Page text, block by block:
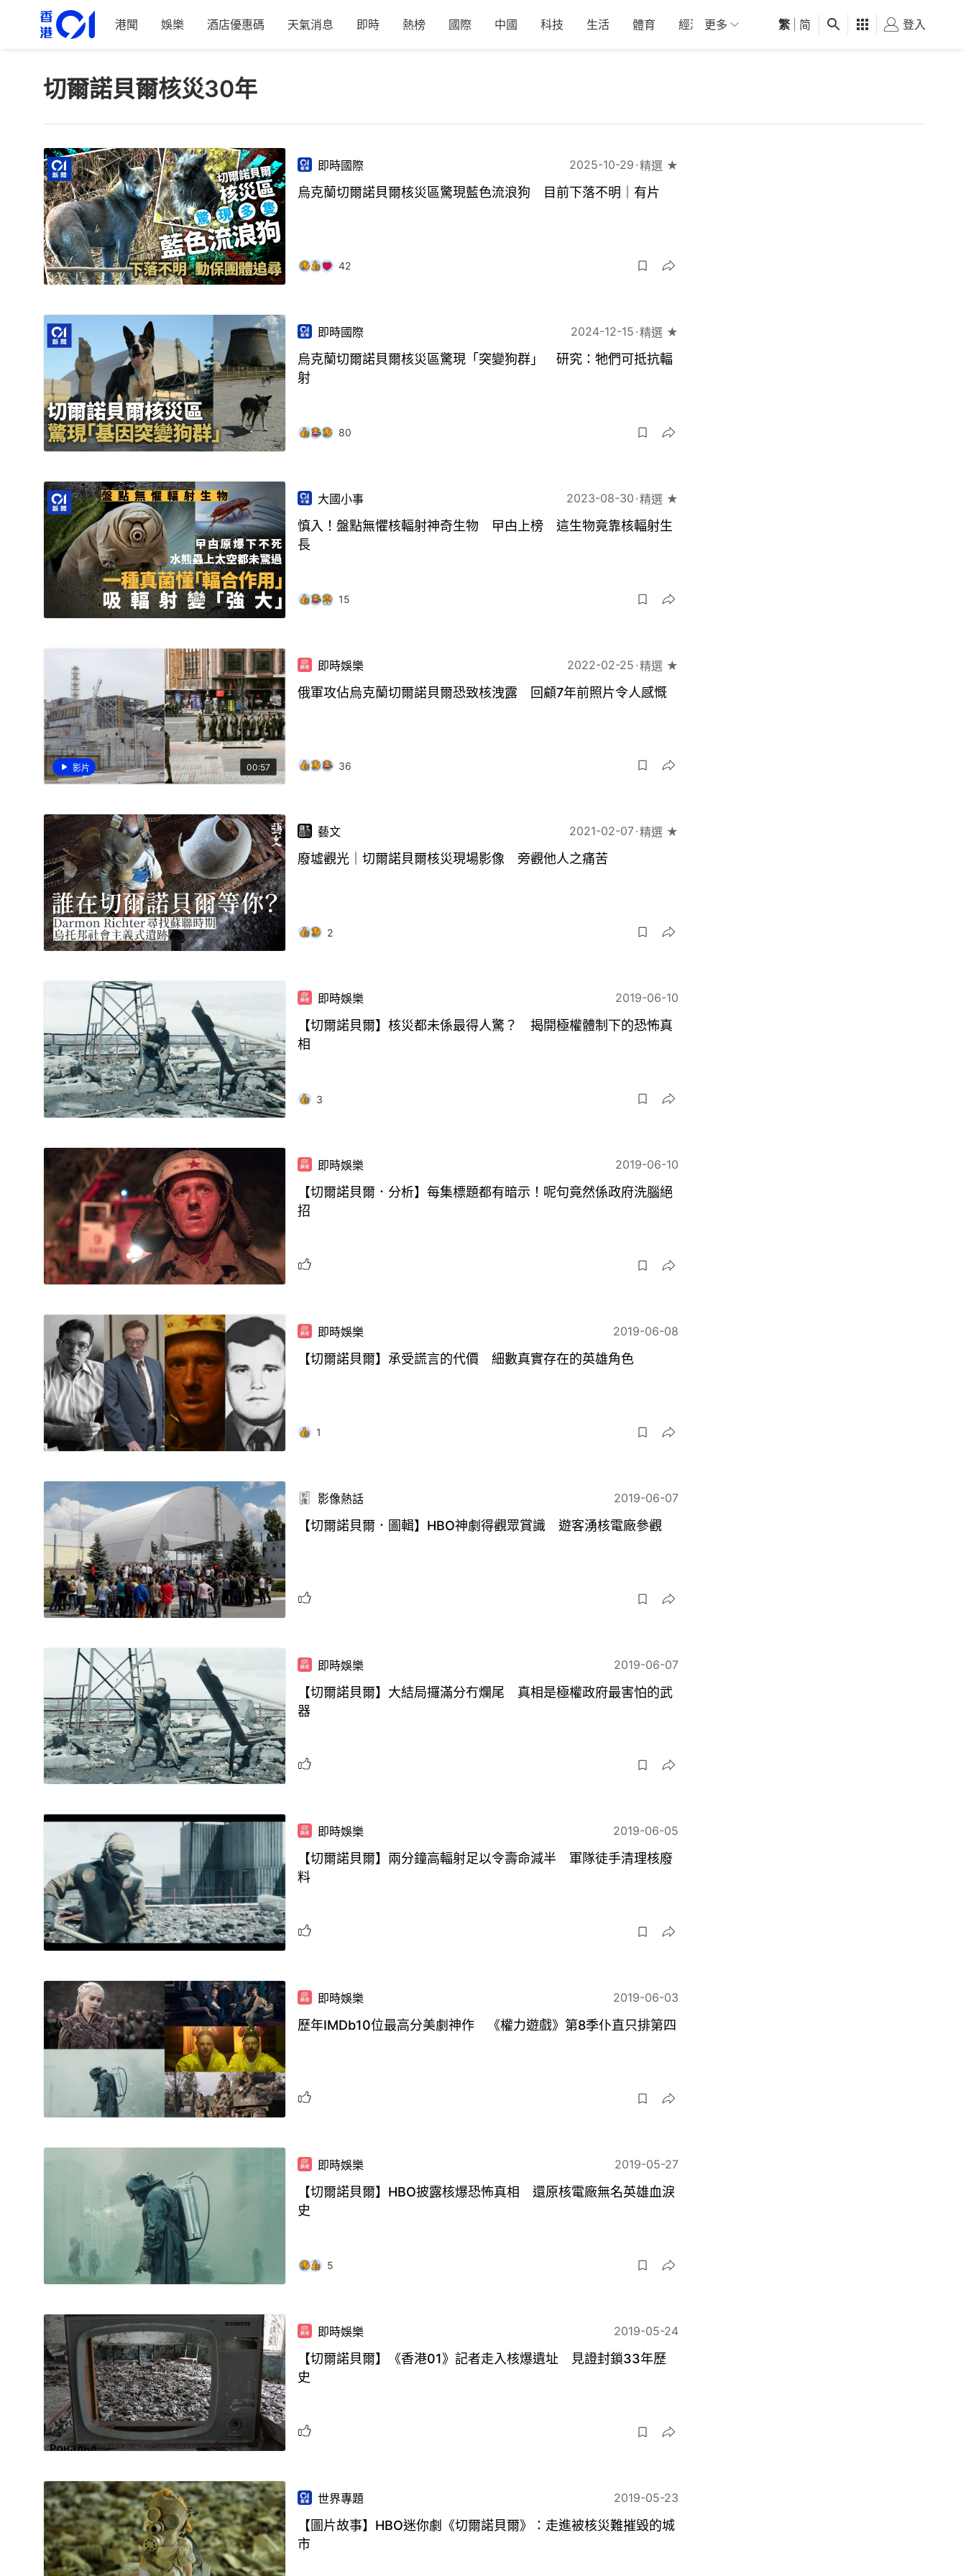
港聞 娛樂 酒店優惠碼 天氣消息 即時 熱榜 國際 中國 科技 生活 體育 經濟 01深圳 觀點 健康 好食玩飛
更多 繁 简 登入
切爾諾貝爾核災30年
即時國際 2025-10-29 精選 ★
烏克蘭切爾諾貝爾核災區驚現藍色流浪狗 目前下落不明｜有片
42
即時國際 2024-12-15 精選 ★
烏克蘭切爾諾貝爾核災區驚現「突變狗群」 研究：牠們可抵抗輻
射
80
大國小事 2023-08-30 精選 ★
慎入！盤點無懼核輻射神奇生物 曱甴上榜 這生物竟靠核輻射生
長
15
影片 00:57
即時娛樂 2022-02-25 精選 ★
俄軍攻佔烏克蘭切爾諾貝爾恐致核洩露 回顧7年前照片令人感慨
36
藝文 2021-02-07 精選 ★
廢墟觀光｜切爾諾貝爾核災現場影像 旁觀他人之痛苦
2
即時娛樂 2019-06-10
【切爾諾貝爾】核災都未係最得人驚？ 揭開極權體制下的恐怖真
相
3
即時娛樂 2019-06-10
【切爾諾貝爾．分析】每集標題都有暗示！呢句竟然係政府洗腦絕
招
即時娛樂 2019-06-08
【切爾諾貝爾】承受謊言的代價 細數真實存在的英雄角色
1
影像熱話 2019-06-07
【切爾諾貝爾．圖輯】HBO神劇得觀眾賞識 遊客湧核電廠參觀
即時娛樂 2019-06-07
【切爾諾貝爾】大結局攞滿分冇爛尾 真相是極權政府最害怕的武
器
即時娛樂 2019-06-05
【切爾諾貝爾】兩分鐘高輻射足以令壽命減半 軍隊徒手清理核廢
料
即時娛樂 2019-06-03
歷年IMDb10位最高分美劇神作 《權力遊戲》第8季仆直只排第四
即時娛樂 2019-05-27
【切爾諾貝爾】HBO披露核爆恐怖真相 還原核電廠無名英雄血淚
史
5
即時娛樂 2019-05-24
【切爾諾貝爾】《香港01》記者走入核爆遺址 見證封鎖33年歷
史
世界專題 2019-05-23
【圖片故事】HBO迷你劇《切爾諾貝爾》：走進被核災難摧毀的城
市